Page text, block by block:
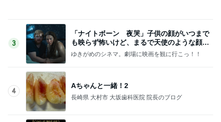
神がかってる掃除機
Amebaトピックス 5時間前
デザートより食後酒を楽しむ大人
Amebaトピックス 1日前
好みではなかったカルディの即席めん